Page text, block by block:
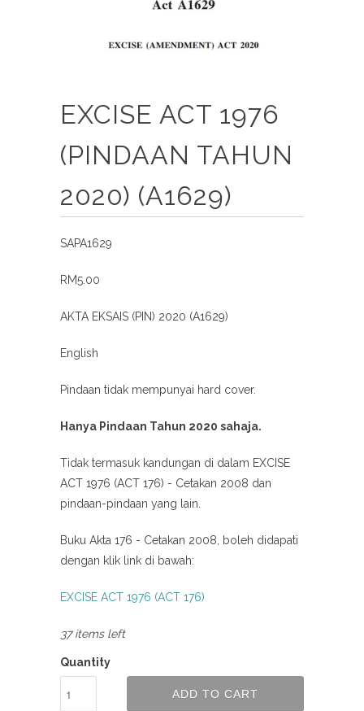
EXCISE ACT 1976
(PINDAAN TAHUN
2020) (A1629)
SAPA1629
RM5.00
AKTA EKSAIS (PIN) 2020 (A1629)
English
Pindaan tidak mempunyai hard cover.
Hanya Pindaan Tahun 2020 sahaja.
Tidak termasuk kandungan di dalam EXCISE
ACT 1976 (ACT 176) - Cetakan 2008 dan
pindaan-pindaan yang lain.
Buku Akta 176 - Cetakan 2008, boleh didapati
dengan klik link di bawah:
EXCISE ACT 1976 (ACT 176)
37 items left
Quantity
ADD TO CART